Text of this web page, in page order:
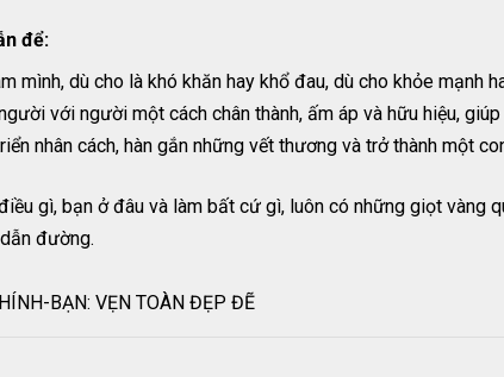
để:
mình, dù cho là khó khăn hay khổ đau, dù cho khỏe mạnh
với người một cách chân thành, ấm áp và hữu hiệu,
nhân cách, hàn gắn những vết thương và trở thành một
gì, bạn ở đâu và làm bất cứ gì, luôn có những giọt vàng
đường.
BẠN: VẸN TOÀN ĐẸP ĐẼ